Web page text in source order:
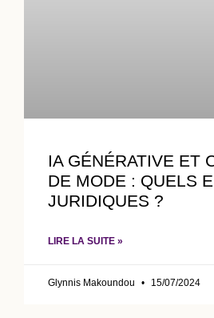
IA GÉNÉRATIVE ET
DE MODE : QUELS
JURIDIQUES ?
LIRE LA SUITE »
Glynnis Makoundou 15/07/2024